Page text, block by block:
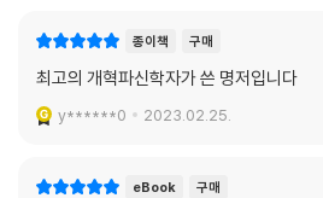
종이책 구매
최고의 개혁파신학자가 쓴 명저입니다
y******0 2023.02.25.
eBook 구매